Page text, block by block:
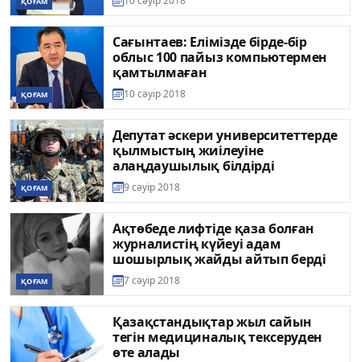
ҚОҒАМ
Сағынтаев: Елiмiзде бiрде-бiр
облыс 100 пайыз компьютермен
қамтылмаған
10 сәуір 2018
ҚОҒАМ
Депутат әскери университеттерде
қылмыстың жиілеуіне
алаңдаушылық білдірді
9 сәуір 2018
ҚОҒАМ
Ақтөбеде лифтіде қаза болған
журналистің күйеуі адам
шошырлық жайды айтып берді
7 сәуір 2018
Қазақстандықтар жыл сайын
тегін медициналық тексеруден
өте алады